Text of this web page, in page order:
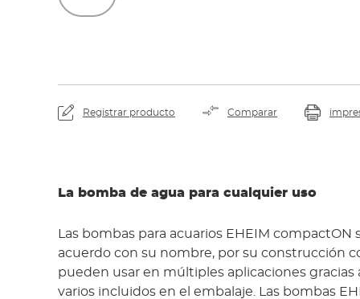
Registrar producto Comparar
La bomba de agua para cualquier uso
Las bombas para acuarios EHEIM compactON
acuerdo con su nombre, por su construcción
pueden usar en múltiples aplicaciones gracias
varios incluidos en el embalaje. Las bombas